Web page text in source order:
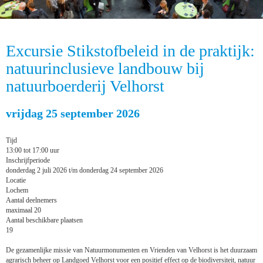
Excursie Stikstofbeleid in de praktijk:
natuurinclusieve landbouw bij
natuurboerderij Velhorst
vrijdag 25 september 2026
Tijd
13:00 tot 17:00 uur
Inschrijfperiode
donderdag 2 juli 2026 t/m donderdag 24 september 2026
Locatie
Lochem
Aantal deelnemers
maximaal 20
Aantal beschikbare plaatsen
19
De gezamenlijke missie van Natuurmonumenten en Vrienden van Velhorst is het duurzaam
agrarisch beheer op Landgoed Velhorst voor een positief effect op de biodiversiteit, natuur